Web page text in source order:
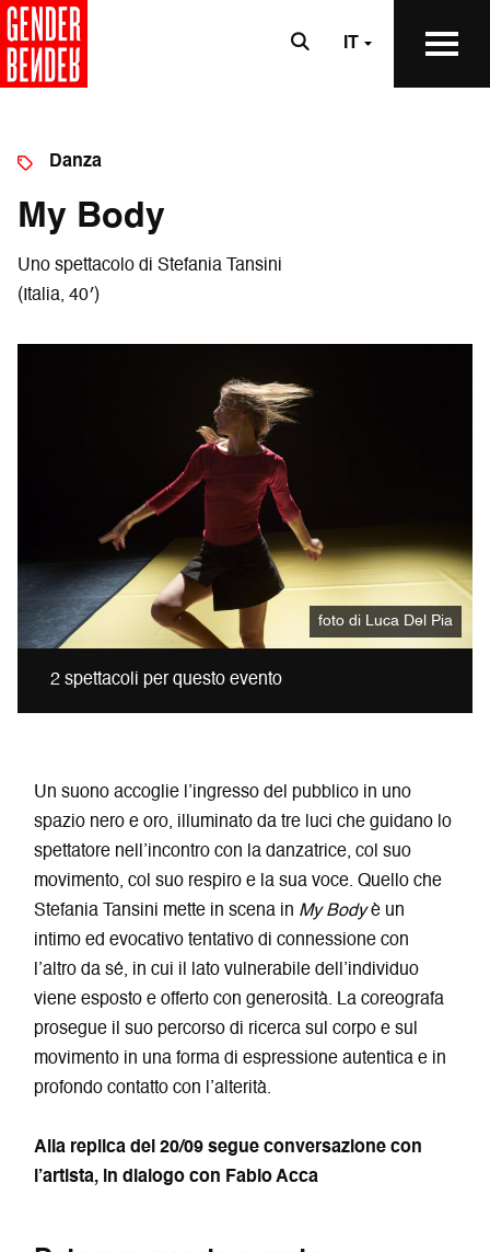
IT
Danza
My Body
Uno spettacolo di Stefania Tansini
(Italia, 40′)
2 spettacoli per questo evento
foto di Luca Del Pia
Un suono accoglie l’ingresso del pubblico in uno
spazio nero e oro, illuminato da tre luci che guidano lo
spettatore nell’incontro con la danzatrice, col suo
movimento, col suo respiro e la sua voce. Quello che
Stefania Tansini mette in scena in My Bodyè un
intimo ed evocativo tentativo di connessione con
l’altro da sé, in cui il lato vulnerabile dell’individuo
viene esposto e offerto con generosità. La coreografa
prosegue il suo percorso di ricerca sul corpo e sul
movimento in una forma di espressione autentica e in
profondo contatto con l’alterità.
Alla replica del 20/09 segue conversazione con
l’artista, in dialogo con Fabio Acca